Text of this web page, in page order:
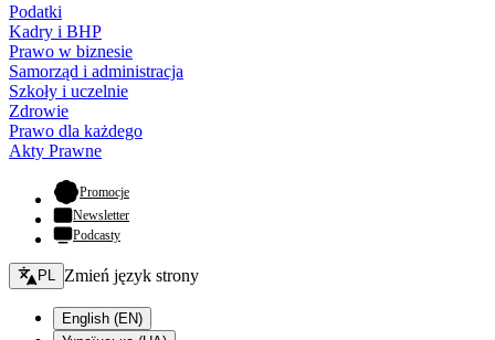
Podatki
Kadry i BHP
Prawo w biznesie
Samorząd i administracja
Szkoły i uczelnie
Zdrowie
Prawo dla każdego
Akty Prawne
Promocje- otwiera się w nowej karcie
Newsletter
Podcasty
Zmień język - bieżący:
PL Zmień język strony
English (EN)